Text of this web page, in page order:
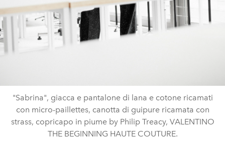
"Sabrina", giacca e pantalone di lana e cotone ricamati
con micro-paillettes, canotta di guipure ricamata con
strass, copricapo in piume by Philip Treacy, VALENTINO
THE BEGINNING HAUTE COUTURE.